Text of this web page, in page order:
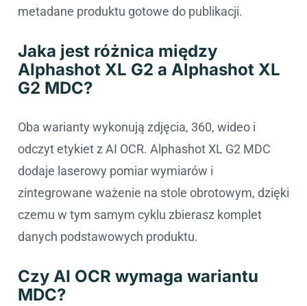
metadane produktu gotowe do publikacji.
Jaka jest różnica między
Alphashot XL G2 a Alphashot XL
G2 MDC?
Oba warianty wykonują zdjęcia, 360, wideo i
odczyt etykiet z AI OCR. Alphashot XL G2 MDC
dodaje laserowy pomiar wymiarów i
zintegrowane ważenie na stole obrotowym, dzięki
czemu w tym samym cyklu zbierasz komplet
danych podstawowych produktu.
Czy AI OCR wymaga wariantu
MDC?